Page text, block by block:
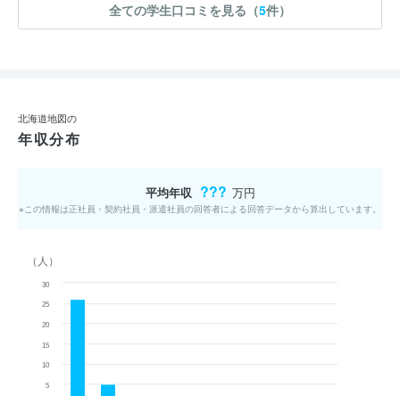
全ての学生口コミを見る（5件）
北海道地図の
年収分布
平均年収 ??? 万円
※この情報は正社員・契約社員・派遣社員の回答者による回答データから算出しています。
（人）
5
10
15
20
25
30